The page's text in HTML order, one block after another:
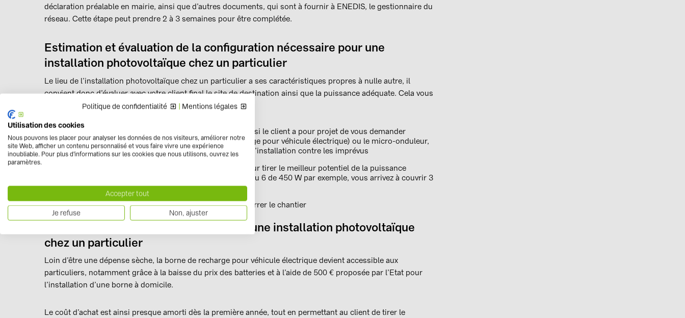
déclaration préalable en mairie, ainsi que d’autres documents, qui sont à fournir à ENEDIS, le gestionnaire du
réseau. Cette étape peut prendre 2 à 3 semaines pour être complétée.
Estimation et évaluation de la configuration nécessaire pour une
installation photovoltaïque chez un particulier
Le lieu de l’installation photovoltaïque chez un particulier a ses caractéristiques propres à nulle autre, il
convient donc d’évaluer avec votre client final le site de destination ainsi que la puissance adéquate. Cela vous
permettra de :
Bien choisir l’onduleur (hybride de préférence, surtout si le client a pour projet de vous demander
ultérieurement la mise en place d’une borne de recharge pour véhicule électrique) ou le micro-onduleur,
qui représente une opportunité d’optimiser l’usage de l’installation contre les imprévus
Optimiser le nombre de panneaux photovoltaïques, pour tirer le meilleur potentiel de la puissance
disponible sur l’onduleur : avec 7 panneaux de 425 W ou 6 de 450 W par exemple, vous arrivez à couvrir 3
kW/H de puissance
Evaluer l’installation électrique en place avant de démarrer le chantier
Une borne de recharge, bon choix pour une installation photovoltaïque
chez un particulier
Loin d’être une dépense sèche, la borne de recharge pour véhicule électrique devient accessible aux
particuliers, notamment grâce à la baisse du prix des batteries et à l’aide de 500 € proposée par l’Etat pour
l’installation d’une borne à domicile.
Le coût d’achat est ainsi presque amorti dès la première année, tout en permettant au client de tirer le
Politique de confidentialité | Mentions légales
Utilisation des cookies
Nous pouvons les placer pour analyser les données de nos visiteurs, améliorer notre
site Web, afficher un contenu personnalisé et vous faire vivre une expérience
inoubliable. Pour plus d'informations sur les cookies que nous utilisons, ouvrez les
paramètres.
Accepter tout
Je refuse Non, ajuster